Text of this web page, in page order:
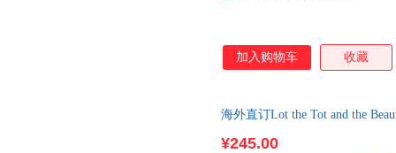
加入购物车 收藏
海外直订Lot the Tot and the
¥245.00